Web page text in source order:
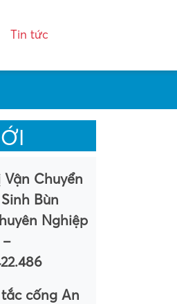
Tin tức
Chuyển
Bùn
Nghiệp
–
cống An